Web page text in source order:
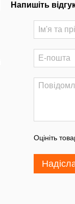
Напишіть
Оцініть